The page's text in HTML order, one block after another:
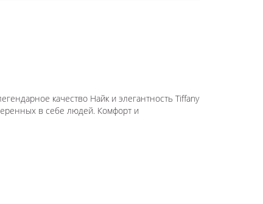
качество Найк и элегантность Tiffany
в себе людей. Комфорт и